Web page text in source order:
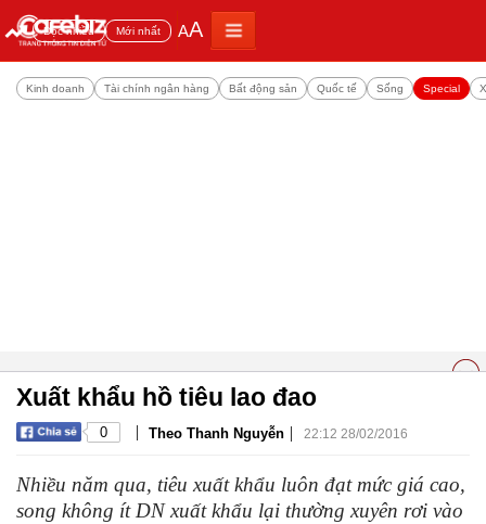
Đọc nhiều Mới nhất AA
Kinh doanh Tài chính ngân hàng Bất động sản Quốc tế Sống Special
Xuất khẩu hồ tiêu lao đao
0 | Theo Thanh Nguyễn | 22:12 28/02/2016
Nhiều năm qua, tiêu xuất khẩu luôn đạt mức giá cao,
song không ít DN xuất khẩu lại thường xuyên rơi vào